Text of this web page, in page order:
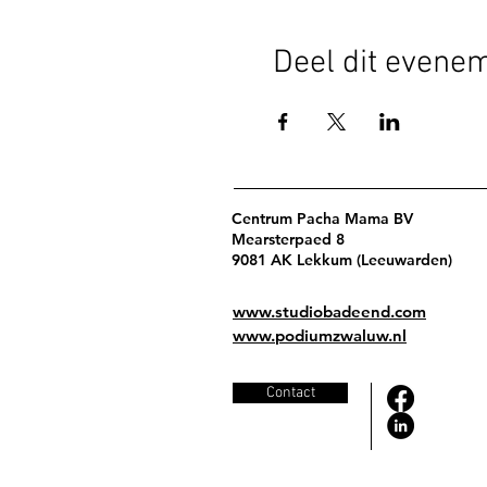
Deel dit
Centrum Pacha Mama BV
Mearsterpaed 8
9081 AK Lekkum (Leeuwarden)
www.studiobadeend.com
www.podiumzwaluw.nl
Contact